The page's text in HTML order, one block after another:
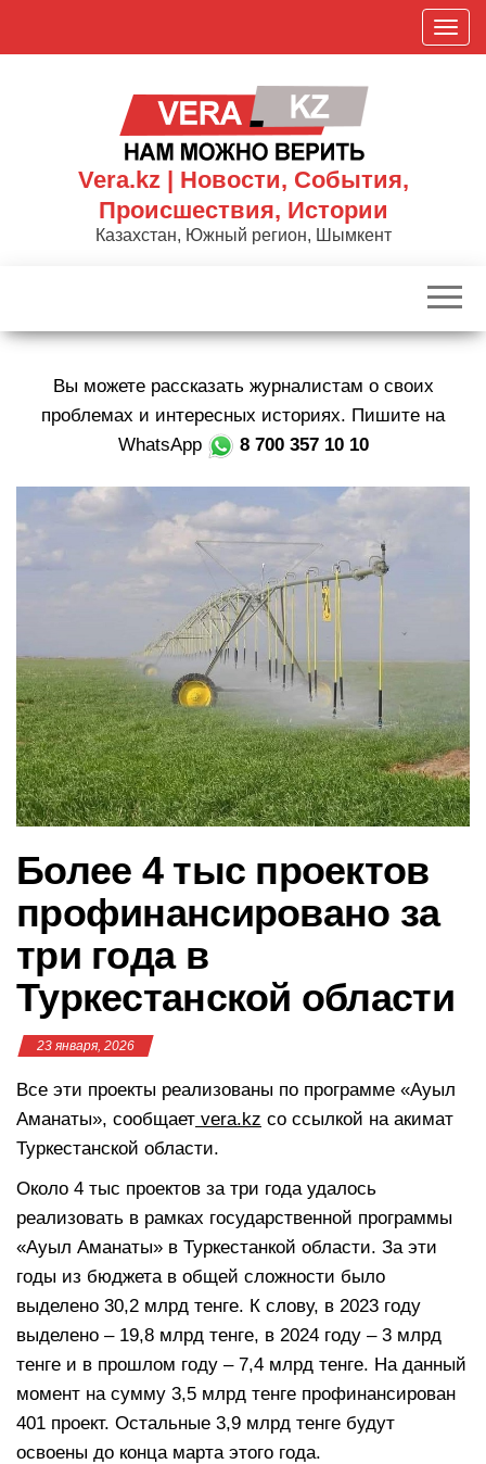
П
о
к
р
Vera.kz | Новости, События,
Происшествия, Истории
Казахстан, Южный регион, Шымкент
Вы можете рассказать журналистам о своих
проблемах и интересных историях. Пишите на
WhatsApp
8 700 357 10 10
Более 4 тыс проектов
профинансировано за
три года в
Туркестанской области
23 января, 2026
Все эти проекты реализованы по программе «Ауыл
Аманаты», сообщает vera.kz со ссылкой на акимат
Туркестанской области.
Около 4 тыс проектов за три года удалось
реализовать в рамках государственной программы
«Ауыл Аманаты» в Туркестанкой области. За эти
годы из бюджета в общей сложности было
выделено 30,2 млрд тенге. К слову, в 2023 году
выделено – 19,8 млрд тенге, в 2024 году – 3 млрд
тенге и в прошлом году – 7,4 млрд тенге. На данный
момент на сумму 3,5 млрд тенге профинансирован
401 проект. Остальные 3,9 млрд тенге будут
освоены до конца марта этого года.